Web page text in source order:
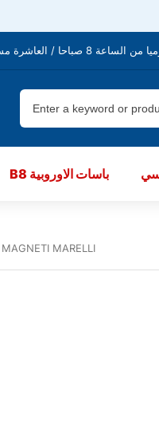
مساءا عن طريق +966548616401
B8 باسات الاوروبية
طقم أسلاك بواجي MAGNETI MARELLI